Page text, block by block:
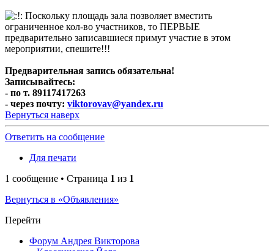
Поскольку площадь зала позволяет вместить
ограниченное кол-во участников, то ПЕРВЫЕ
предварительно записавшиеся примут участие в этом
мероприятии, спешите!!!
Предварительная запись обязательна!
Записывайтесь:
- по т. 89117417263
- через почту: viktorovav@yandex.ru
Вернуться наверх
Ответить на сообщение
Для печати
1 сообщение • Страница 1 из 1
Вернуться в «Объявления»
Перейти
Форум Андрея Викторова